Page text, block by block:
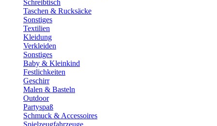
Schreibtisch
Taschen & Rucksäcke
Sonstiges
Textilien
Kleidung
Verkleiden
Sonstiges
Baby & Kleinkind
Festlichkeiten
Geschirr
Malen & Basteln
Outdoor
Partyspaß
Schmuck & Accessoires
Spielzeugfahrzeuge